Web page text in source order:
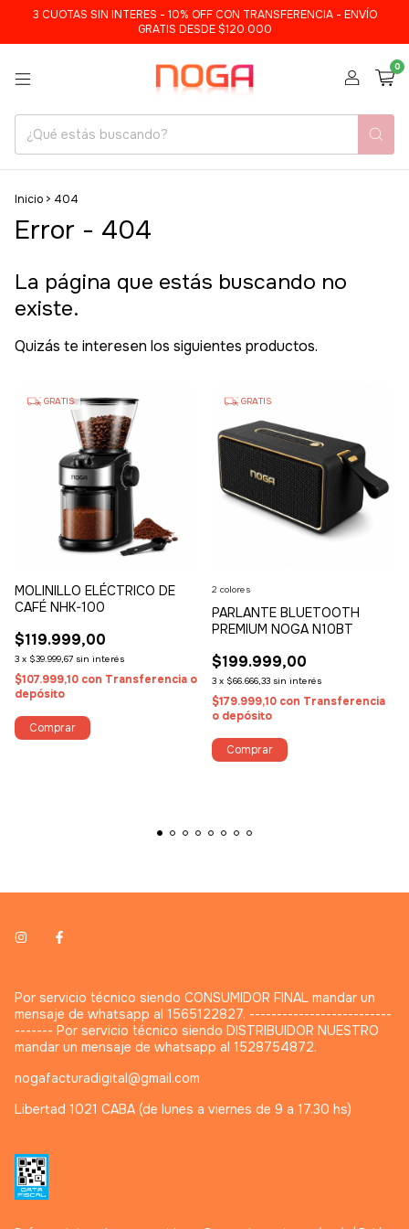
3 CUOTAS SIN INTERES - 10% OFF CON TRANSFERENCIA - ENVÍO
GRATIS DESDE $120.000
0
Inicio > 404
Error - 404
La página que estás buscando no
existe.
Quizás te interesen los siguientes productos.
GRATIS
MOLINILLO ELÉCTRICO DE
CAFÉ NHK-100
$119.999,00
3 x $39.999,67 sin interés
$107.999,10 con Transferencia o
depósito
GRATIS
PARLANTE BLUETOOTH
PREMIUM NOGA N10BT
$199.999,00
3 x $66.666,33 sin interés
$179.999,10 con Transferencia
o depósito
2 colores
Comprar
Por servicio técnico siendo CONSUMIDOR FINAL mandar un
mensaje de whatsapp al 1565122827. --------------------------
------- Por servicio técnico siendo DISTRIBUIDOR NUESTRO
mandar un mensaje de whatsapp al 1528754872.
nogafacturadigital@gmail.com
Libertad 1021 CABA (de lunes a viernes de 9 a 17.30 hs)